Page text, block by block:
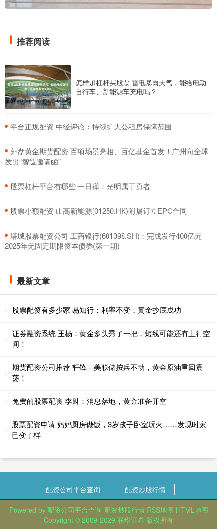
推荐阅读
怎样加杠杆买股票 雷电暴雨天气，能给电动
自行车、新能源车充电吗？
​平台正规配资 中经评论：持续扩大公租房保障范围
​外盘黄金期货配资 百项场景亮相、百亿基金首发！广州向全球
发出“智造邀请函”
​股票杠杆平台有哪些 一日禅：光明属于勇者
​股票小额配资 山高新能源(01250.HK)附属订立EPC合同
​塔城股票配资公司 工商银行(601398.SH)：完成发行400亿元
2025年无固定期限资本债券(第一期)
最新文章
股票配资有多少家 易知行：利率不变，黄金抄底成功
证券融资系统 王杨：黄金多头秀了一把，短线可能还有上行空
间！
期货配资公司推荐 轩锋—美联储按兵不动，黄金原油重回震
荡！
免费的股票配资 李财：消息落地，黄金准备开空
股票配资申请 妈妈厨房做饭，3岁孩子卧室玩火……发现时家
已变了样
配资公司平台查询 配资炒股行情
Powered by 配资公司平台查询-配资炒股行情 RSS地图 HTML地图
Copyright © 2009-2029 联华证券 版权所有